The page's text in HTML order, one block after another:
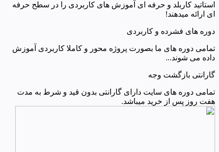
استاتید کاربلد و حرفه ای آموزش های کاربردی را در سطح حرفه
ای ارائه میدهند!
دوره های فشرده و کاربردی
تمامی دوره های ما بصورت پروژه محور و کاملا کاربردی آموزش
داده می شوند...
گارانتی بازگشت وجه
تمامی دوره های سایت دارای گارانتی بدون قید و شرط به مدت
هفت روز پس از خرید میباشد.